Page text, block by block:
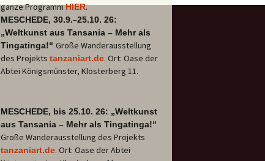
ganze ProgrammHIER.
MESCHEDE, 30.9.–25.10. 26:
„Weltkunst aus Tansania – Mehr als
Tingatinga!“ Große Wanderausstellung
des Projekts tanzaniart.de. Ort: Oase der
Abtei Königsmünster, Klosterberg 11.
MESCHEDE, bis 25.10. 26: „Weltkunst
aus Tansania – Mehr als Tingatinga!“
Große Wanderausstellung des Projekts
tanzaniart.de. Ort: Oase der Abtei